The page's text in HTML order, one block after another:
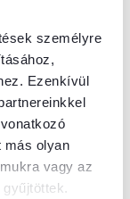
személyre
Ezenkívül
más olyan
vagy az
Kiárusítás